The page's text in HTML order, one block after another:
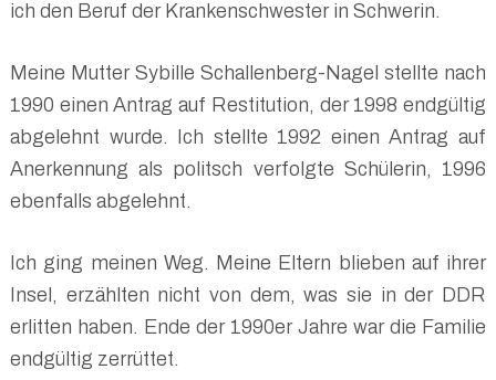
ich den Beruf der Krankenschwester in Schwerin.
Meine Mutter Sybille Schallenberg-Nagel stellte nach
1990 einen Antrag auf Restitution, der 1998 endgültig
abgelehnt wurde. Ich stellte 1992 einen Antrag auf
Anerkennung als politsch verfolgte Schülerin, 1996
ebenfalls abgelehnt.
Ich ging meinen Weg. Meine Eltern blieben auf ihrer
Insel, erzählten nicht von dem, was sie in der DDR
erlitten haben. Ende der 1990er Jahre war die Familie
endgültig zerrüttet.